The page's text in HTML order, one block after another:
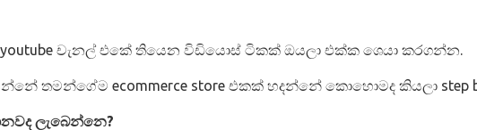
චැනල් එකේ තියෙන විඩියොස් ටිකක් ඔයලා එක්ක ශෙයා කරගන්න.
තමන්ගේම ecommerce store එකක් හදන්නේ කොහොමද කියලා step
ලැබෙන්නෙ?